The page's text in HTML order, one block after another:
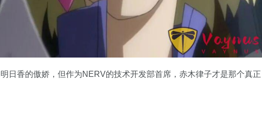
日香的傲娇，但作为NERV的技术开发部首席，赤木律子才是那个真正